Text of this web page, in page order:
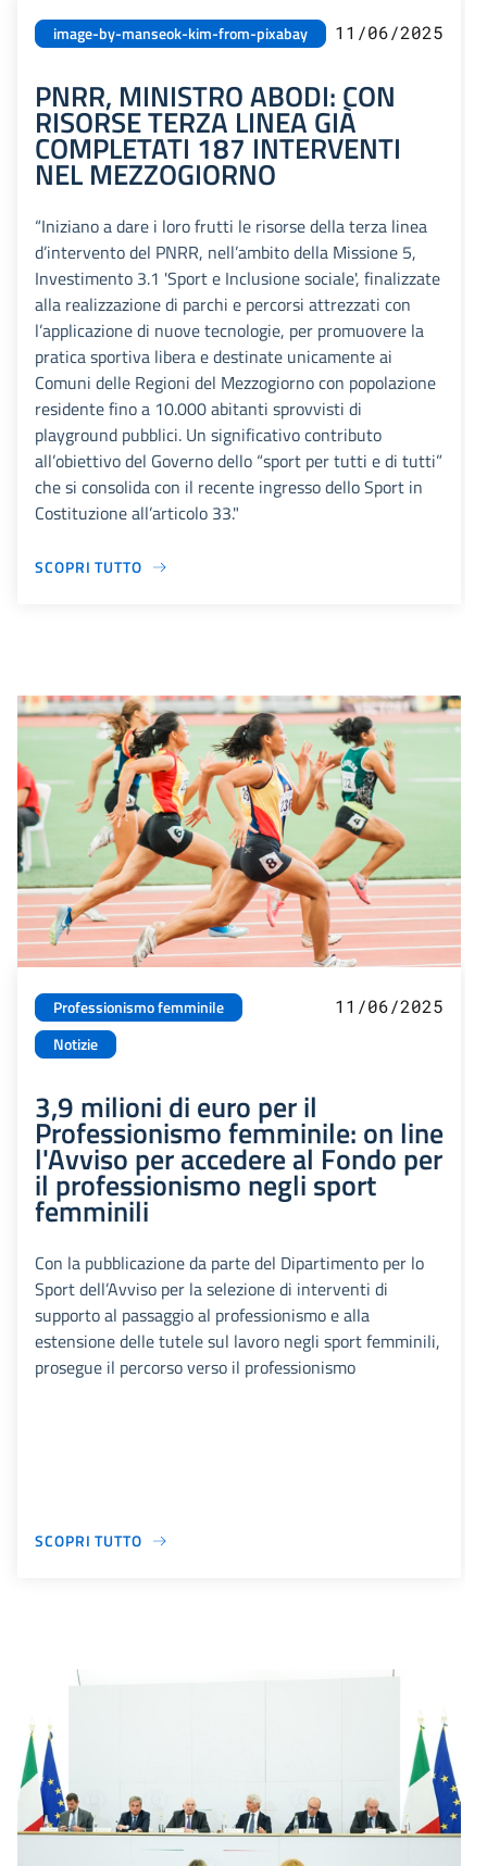
image-by-manseok-kim-from-pixabay 11/06/2025
PNRR, MINISTRO ABODI: CON
RISORSE TERZA LINEA GIÀ
COMPLETATI 187 INTERVENTI
NEL MEZZOGIORNO
“Iniziano a dare i loro frutti le risorse della terza linea
d’intervento del PNRR, nell’ambito della Missione 5,
Investimento 3.1 'Sport e Inclusione sociale', finalizzate
alla realizzazione di parchi e percorsi attrezzati con
l’applicazione di nuove tecnologie, per promuovere la
pratica sportiva libera e destinate unicamente ai
Comuni delle Regioni del Mezzogiorno con popolazione
residente fino a 10.000 abitanti sprovvisti di
playground pubblici. Un significativo contributo
all’obiettivo del Governo dello “sport per tutti e di tutti”
che si consolida con il recente ingresso dello Sport in
Costituzione all’articolo 33."
SCOPRI TUTTO
Professionismo femminile
Notizie
11/06/2025
3,9 milioni di euro per il
Professionismo femminile: on line
l'Avviso per accedere al Fondo per
il professionismo negli sport
femminili
Con la pubblicazione da parte del Dipartimento per lo
Sport dell’Avviso per la selezione di interventi di
supporto al passaggio al professionismo e alla
estensione delle tutele sul lavoro negli sport femminili,
prosegue il percorso verso il professionismo
SCOPRI TUTTO